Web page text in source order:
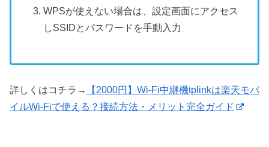
WPSが使えない場合は、設定画面にアクセス
しSSIDとパスワードを手動入力
詳しくはコチラ→
【2000円】Wi-Fi中継機tplinkは楽天モバ
イルWi-Fiで使える？接続方法・メリット完全ガイド